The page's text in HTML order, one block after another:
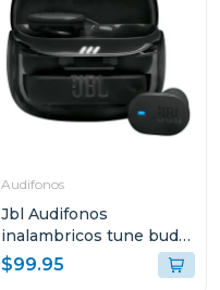
Audifonos
Jbl Audifonos
inalambricos tune buds
2 bluetooth negro ghost
tbuds2
$99.95